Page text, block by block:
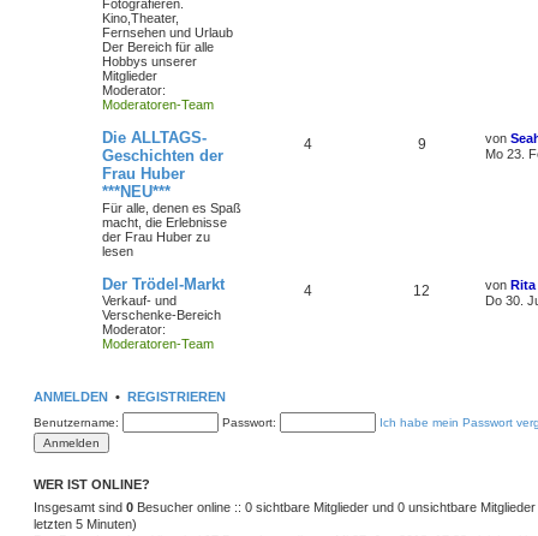
Fotografieren.
Kino,Theater,
Fernsehen und Urlaub
Der Bereich für alle
Hobbys unserer
Mitglieder
Moderator:
Moderatoren-Team
Die ALLTAGS-
Geschichten der
Frau Huber
***NEU***
Für alle, denen es Spaß
macht, die Erlebnisse
der Frau Huber zu
lesen
4 9 von
Mo 23.
Der Trödel-Markt
Verkauf- und
Verschenke-Bereich
Moderator:
Moderatoren-Team
4 12 von Rita
Do 30.
ANMELDEN • REGISTRIEREN
Benutzername: Passwort: Ich habe mein Passwort
WER IST ONLINE?
Insgesamt sind 0 Besucher online :: 0 sichtbare Mitglieder und 0 unsichtbare
letzten 5 Minuten)